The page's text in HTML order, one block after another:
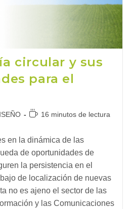
circular y sus
para el
Tiempo
lectura:
16 minutos de lectura
en la dinámica de las
de oportunidades de
la persistencia en el
de localización de nuevas
no es ajeno el sector de las
y las Comunicaciones